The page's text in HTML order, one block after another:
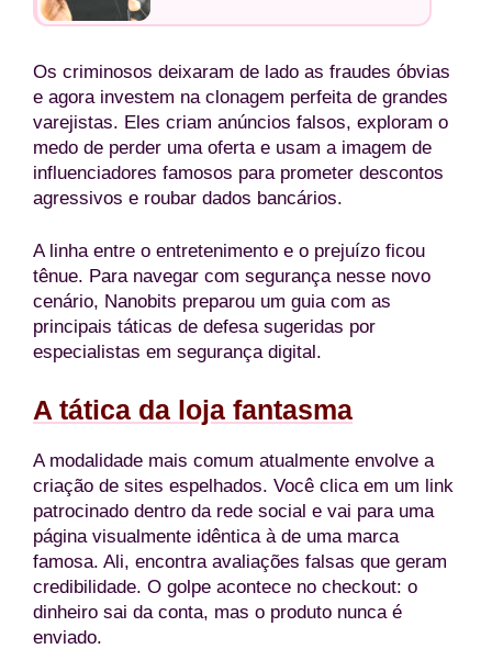
Os criminosos deixaram de lado as fraudes óbvias
e agora investem na clonagem perfeita de grandes
varejistas. Eles criam anúncios falsos, exploram o
medo de perder uma oferta e usam a imagem de
influenciadores famosos para prometer descontos
agressivos e roubar dados bancários.
A linha entre o entretenimento e o prejuízo ficou
tênue. Para navegar com segurança nesse novo
cenário, Nanobits preparou um guia com as
principais táticas de defesa sugeridas por
especialistas em segurança digital.
A tática da loja fantasma
A modalidade mais comum atualmente envolve a
criação de sites espelhados. Você clica em um link
patrocinado dentro da rede social e vai para uma
página visualmente idêntica à de uma marca
famosa. Ali, encontra avaliações falsas que geram
credibilidade. O golpe acontece no checkout: o
dinheiro sai da conta, mas o produto nunca é
enviado.